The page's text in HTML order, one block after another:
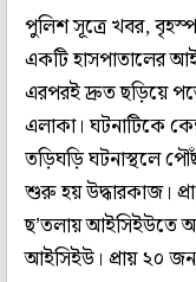
পুলিশ সূত্রে খবর,
একটি হাসপাতালের
এরপরই দ্রুত ছড়িয়ে
এলাকা। ঘটনাটিকে
তড়িঘড়ি ঘটনাস্থলে
শুরু হয় উদ্ধারকাজ।
ছ’তলায় আইসিইউতে
আইসিইউ। প্রায় ২০